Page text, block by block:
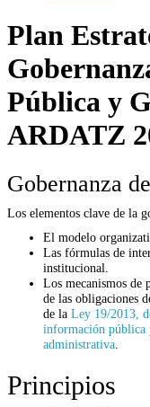
Plan
Pública y
ARDATZ
Gobernanza
Los elementos clave de la
El modelo
Las fórmulas de
institucional.
Los mecanismos
de las obligaciones
de la Ley 19/2013,
información pública
administrativa
Principios